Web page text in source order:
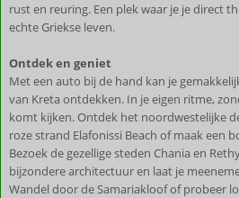
rust en reuring. Een plek waar je je direct
echte Griekse leven.
Ontdek en geniet
Met een auto bij de hand kan je
van Kreta ontdekken. In je eigen ritme,
komt kijken. Ontdek het noordwestelijke
roze strand Elafonissi Beach of maak een
Bezoek de gezellige steden Chania en
bijzondere architectuur en laat je
Wandel door de Samariakloof of probeer